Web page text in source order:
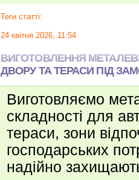
Теги статті:
24 квітня 2026, 11:54
ВИГОТОВЛЕННЯ
ДВОРУ ТА ТЕРАСИ ПІД
Виготовляємо
складності для
тераси, зони
господарських
надійно